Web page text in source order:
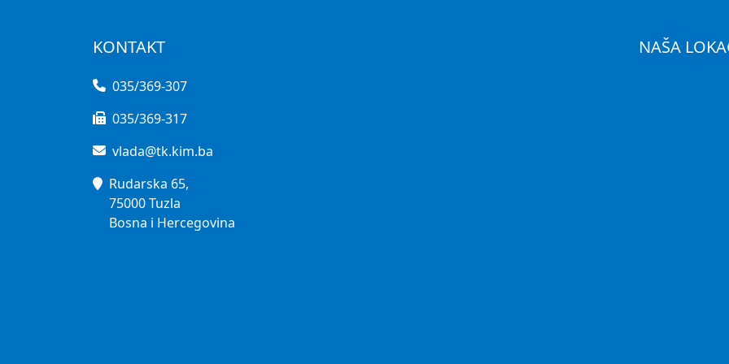
KONTAKT
035/369-307
035/369-317
vlada@tk.kim.ba
Rudarska 65,
75000 Tuzla
Bosna i Hercegovina
NAŠA